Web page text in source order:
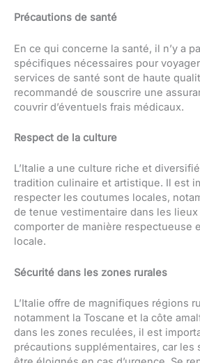
Précautions de santé
En ce qui concerne la santé, il n’y a
spécifiques nécessaires pour
services de santé sont de haute
recommandé de souscrire une
couvrir d’éventuels frais médicaux.
Respect de la culture
L’Italie a une culture riche et
tradition culinaire et artistique. Il est
respecter les coutumes locales,
de tenue vestimentaire dans les
comporter de manière respectueuse
locale.
Sécurité dans les zones rurales
L’Italie offre de magnifiques régions
notamment la Toscane et la côte
dans les zones reculées, il est
précautions supplémentaires, car les